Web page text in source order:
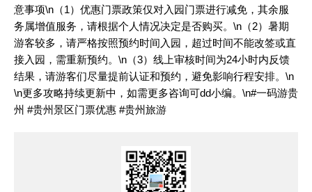
意事项\n（1）优惠门票政策仅对入园门票进行减免，其余服
务属增值服务，请根据个人情况决定是否购买。\n（2）暑期
游客较多，请严格按照预约时间入园，超过时间不能改签或直
接入园，需重新预约。\n（3）线上审核时间为24小时内反馈
结果，请游客们尽量提前认证和预约，避免影响行程安排。\n
\n更多攻略持续更新中，如需更多咨询可dd小编。\n#一码游贵
州 #贵州景区门票优惠 #贵州旅游